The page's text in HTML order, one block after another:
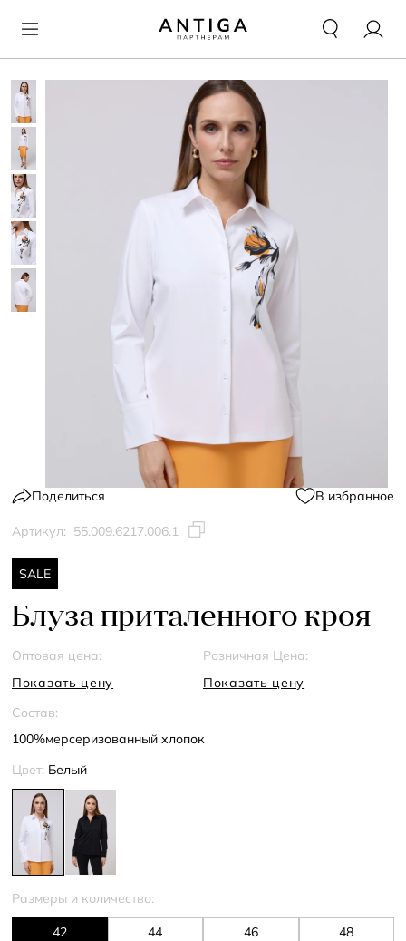
Поделиться В избранное
Артикул: 55.009.6217.006.1
SALE
Блуза приталенного кроя
Оптовая цена:
Показать цену
Розничная Цена:
Показать цену
Состав:
100%мерсеризованный хлопок
Цвет: Белый
Размеры и количество:
42 44 46 48